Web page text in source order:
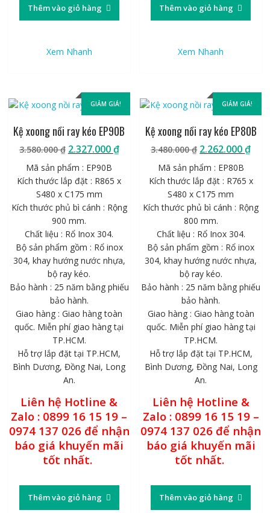
Thêm vào giỏ hàng
Xem Nhanh
Thêm vào giỏ hàng
Xem Nhanh
GIẢM GIÁ!
Kệ xoong nồi ray kéo EP90B
3.580.000₫ Giá
gốc
là:
3.580.000 ₫.
2.327.000₫Giá
là:
2.327.000 ₫.
Mã sản phẩm : EP90B
Kích thước lắp đặt : R865 x
S480 x C175 mm
Kích thước phủ bì cánh : Rộng
900 mm.
Chất liệu : Rổ Inox 304.
Bộ sản phẩm gồm : Rổ inox
304, khay hướng nước nhựa,
bộ ray kéo.
Bảo hành : 25 năm bằng phiếu
bảo hành.
Giao hàng : Giao hàng toàn
quốc. Miễn phí giao hàng tại
TP.HCM.
Hỗ trợ lắp đặt tại TP.HCM,
Bình Dương, Đồng Nai, Long
An.
Liên hệ Hotline &
Zalo : 0899 16 15 19 –
0974 137 026 để nhận
báo giá khuyến mãi
tốt nhất.
Thêm vào giỏ hàng
GIẢM GIÁ!
Kệ xoong nồi ray kéo EP80B
3.480.000₫ Giá
gốc
là:
3.480.000 ₫.
2.262.000₫Giá
là:
Mã sản phẩm : EP80B
Kích thước lắp đặt : R765 x
S480 x C175 mm
Kích thước phủ bì cánh : Rộng
800 mm.
Chất liệu : Rổ Inox 304.
Bộ sản phẩm gồm : Rổ inox
304, khay hướng nước nhựa,
bộ ray kéo.
Bảo hành : 25 năm bằng phiếu
bảo hành.
Giao hàng : Giao hàng toàn
quốc. Miễn phí giao hàng tại
TP.HCM.
Hỗ trợ lắp đặt tại TP.HCM,
Bình Dương, Đồng Nai, Long
An.
Liên hệ Hotline &
Zalo : 0899 16 15 19 –
0974 137 026 để nhận
báo giá khuyến mãi
tốt nhất.
Thêm vào giỏ hàng